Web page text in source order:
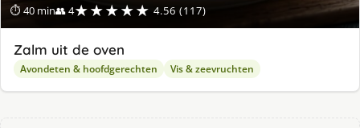
⏱ 40 min👥 4★★★★★ 4.56 (117)
Zalm uit de oven
Avondeten & hoofdgerechten Vis & zeevruchten